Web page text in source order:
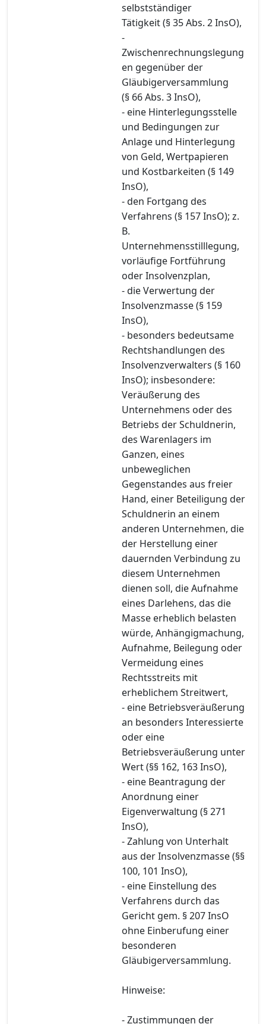
selbstständiger
Tätigkeit (§ 35 Abs. 2 InsO),
-
Zwischenrechnungslegung
en gegenüber der
Gläubigerversammlung
(§ 66 Abs. 3 InsO),
- eine Hinterlegungsstelle
und Bedingungen zur
Anlage und Hinterlegung
von Geld, Wertpapieren
und Kostbarkeiten (§ 149
InsO),
- den Fortgang des
Verfahrens (§ 157 InsO); z.
B.
Unternehmensstilllegung,
vorläufige Fortführung
oder Insolvenzplan,
- die Verwertung der
Insolvenzmasse (§ 159
InsO),
- besonders bedeutsame
Rechtshandlungen des
Insolvenzverwalters (§ 160
InsO); insbesondere:
Veräußerung des
Unternehmens oder des
Betriebs der Schuldnerin,
des Warenlagers im
Ganzen, eines
unbeweglichen
Gegenstandes aus freier
Hand, einer Beteiligung der
Schuldnerin an einem
anderen Unternehmen, die
der Herstellung einer
dauernden Verbindung zu
diesem Unternehmen
dienen soll, die Aufnahme
eines Darlehens, das die
Masse erheblich belasten
würde, Anhängigmachung,
Aufnahme, Beilegung oder
Vermeidung eines
Rechtsstreits mit
erheblichem Streitwert,
- eine Betriebsveräußerung
an besonders Interessierte
oder eine
Betriebsveräußerung unter
Wert (§§ 162, 163 InsO),
- eine Beantragung der
Anordnung einer
Eigenverwaltung (§ 271
InsO),
- Zahlung von Unterhalt
aus der Insolvenzmasse (§§
100, 101 InsO),
- eine Einstellung des
Verfahrens durch das
Gericht gem. § 207 InsO
ohne Einberufung einer
besonderen
Gläubigerversammlung.
Hinweise:
- Zustimmungen der